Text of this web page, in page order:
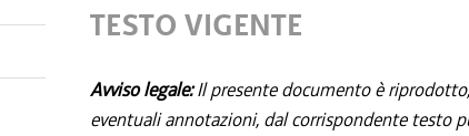
TESTO VIGENTE
Avviso legale:Il presente documento è
eventuali annotazioni, dal corrispondente testo